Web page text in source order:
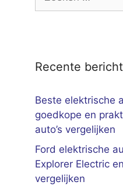
Recente
Beste elektrische
goedkope en
auto’s vergelijken
Ford elektrische
Explorer Electric
vergelijken